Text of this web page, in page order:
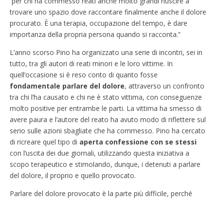
trovare uno spazio dove raccontare finalmente anche il dolore
procurato. È una terapia, occupazione del tempo, è dare
importanza della propria persona quando si racconta.”
L’anno scorso Pino ha organizzato una serie di incontri, sei in
tutto, tra gli autori di reati minori e le loro vittime. In
quell’occasione si è reso conto di quanto fosse
fondamentale parlare del dolore, attraverso un confronto
tra chi l’ha causato e chi ne è stato vittima, con conseguenze
molto positive per entrambe le parti. La vittima ha smesso di
avere paura e l’autore del reato ha avuto modo di riflettere sul
serio sulle azioni sbagliate che ha commesso. Pino ha cercato
di ricreare quel tipo di aperta confessione con se stessi
con l’uscita dei due giornali, utilizzando questa iniziativa a
scopo terapeutico e stimolando, dunque, i detenuti a parlare
del dolore, il proprio e quello provocato.
Parlare del dolore provocato è la parte più difficile, perché